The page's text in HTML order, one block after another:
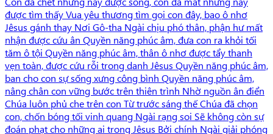
được tìm thấy Vua yêu thương tìm gọi con đây, bao ô nhơ
Jêsus gánh thay Nơi Gô-tha Ngài chịu phó thân, phận hư mất
nhận được cứu ân Quyền năng phúc âm, đưa con ra khỏi tối
tăm ô tội Quyền năng phúc âm, thân ô nhơ được tẩy thanh
vẹn toàn, được cứu rỗi trong danh Jêsus Quyền năng phúc âm,
ban cho con sự sống xưng công bình Quyền năng phúc âm,
nâng chân con vững bước trên thiên trình Nhờ nguồn ân điển
Chúa luôn phủ che trên con Từ trước sáng thế Chúa đã chọn
con, chốn bóng tối vinh quang Ngài rạng soi Sẽ không còn sự
đoán phạt cho những ai trong Jêsus Bởi chính Ngài giải phóng